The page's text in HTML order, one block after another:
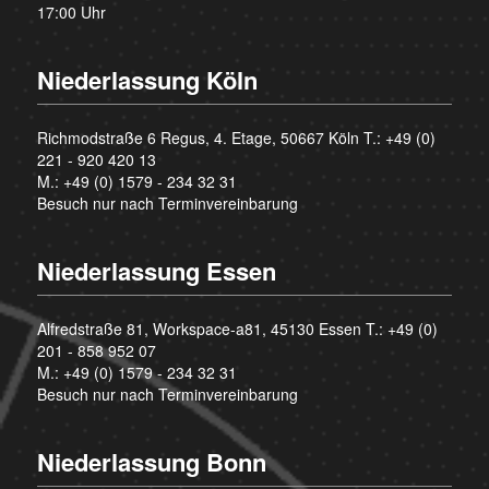
17:00 Uhr
Niederlassung Köln
Richmodstraße 6 Regus, 4. Etage, 50667 Köln T.: +49 (0)
221 - 920 420 13
M.: +49 (0) 1579 - 234 32 31
Besuch nur nach Terminvereinbarung
Niederlassung Essen
Alfredstraße 81, Workspace-a81, 45130 Essen T.: +49 (0)
201 - 858 952 07
M.: +49 (0) 1579 - 234 32 31
Besuch nur nach Terminvereinbarung
Niederlassung Bonn